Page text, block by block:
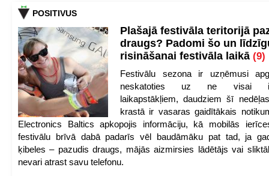
POSITIVUS
Plašajā festivāla teritorijā
draugs? Padomi šo un
risināšanai festivāla laikā (9)
Festivālu sezona ir uzņēmusi
neskatoties uz ne visai
laikapstākļiem, daudziem šī
krastā ir vasaras gaidītākais
Electronics Baltics apkopojis informāciju, kā mobilās
festivālu brīvā dabā padarīs vēl baudāmāku pat tad, ja
ķibeles – pazudis draugs, mājās aizmirsies lādētājs vai
nevari atrast savu telefonu.